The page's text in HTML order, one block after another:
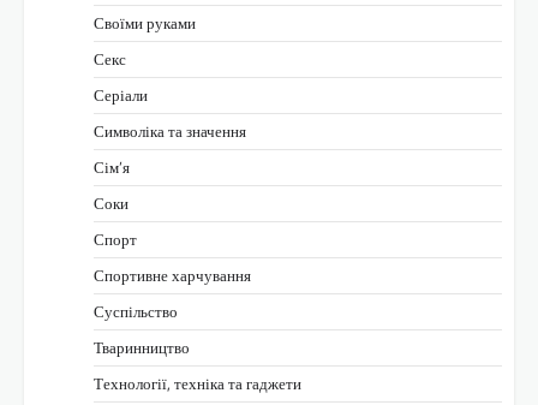
Своїми руками
Секс
Серіали
Символіка та значення
Сім’я
Соки
Спорт
Спортивне харчування
Суспільство
Тваринництво
Технології, техніка та гаджети